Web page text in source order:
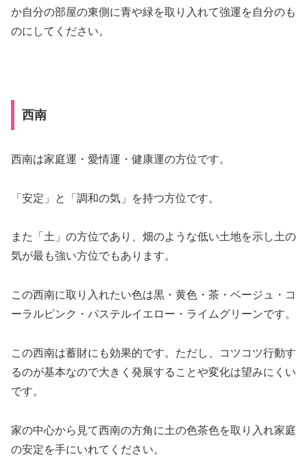
か自分の部屋の東側に青や緑を取り入れて強運を自分のも
のにしてください。
西南
西南は家庭運・愛情運・健康運の方位です。
「安定」と「調和の気」を持つ方位です。
また「土」の方位であり、畑のような低い土地を示し土の
気が最も強い方位でもあります。
この西南に取り入れたい色は黒・黄色・茶・ベージュ・コ
ーラルピンク・パステルイエロー・ライムグリーンです。
この西南は蓄財にも効果的です。ただし、コツコツ行動す
るのが基本なので大きく発展することや変化は望みにくい
です。
家の中心から見て西南の方角に土の色茶色を取り入れ家庭
の安定を手にいれてください。